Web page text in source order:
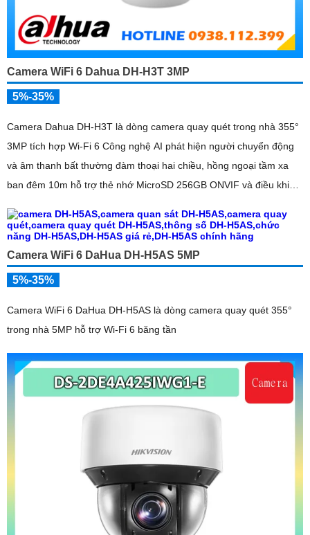
Camera WiFi 6 Dahua DH-H3T 3MP
5%-35%
Camera Dahua DH-H3T là dòng camera quay quét trong nhà 355°
3MP tích hợp Wi-Fi 6 Công nghệ AI phát hiện người chuyển động
và âm thanh bất thường đàm thoại hai chiều, hồng ngoại tầm xa
ban đêm 10m hỗ trợ thẻ nhớ MicroSD 256GB ONVIF và điều khiển
Camera WiFi 6 DaHua DH-H5AS 5MP
5%-35%
Camera WiFi 6 DaHua DH-H5AS là dòng camera quay quét 355°
trong nhà 5MP hỗ trợ Wi-Fi 6 băng tần